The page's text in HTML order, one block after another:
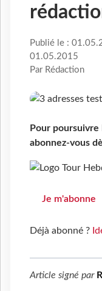
Publié le :
01.05.2015
Par Rédaction
Pour
abonnez-vous
Je m'abonne
Déjà abonné ?
Article signé par